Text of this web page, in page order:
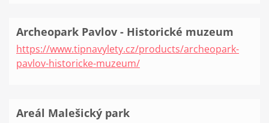
Archeopark Pavlov - Historické muzeum
https://www.tipnavylety.cz/products/archeopark-
pavlov-historicke-muzeum/
Areál Malešický park